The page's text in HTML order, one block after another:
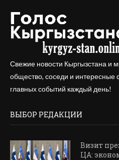
Свежие новости Кыргызстана и
общество, соседи и интересные
главных событий каждый день!
ВЫБОР РЕДАКЦИИ
Визит
ЦА: